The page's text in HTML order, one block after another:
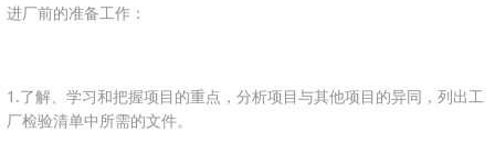
进厂前的准备工作：
1.了解、学习和把握项目的重点，分析项目与其他项目的异同，列出工
厂检验清单中所需的文件。